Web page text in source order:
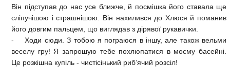
Він підступав до нас усе ближче, й посмішка його ставала ще
сліпучішою і страшнішою. Він нахилився до Хлюся й поманив
його довгим пальцем, що виглядав з дірявої рукавички.
- Ходи сюди. З тобою я пограюся в іншу, але також вельми
веселу гру! Я запрошую тебе похлюпатися в моєму басейні.
Це розкішна купіль - чистісінький риб’ячий розсіл!